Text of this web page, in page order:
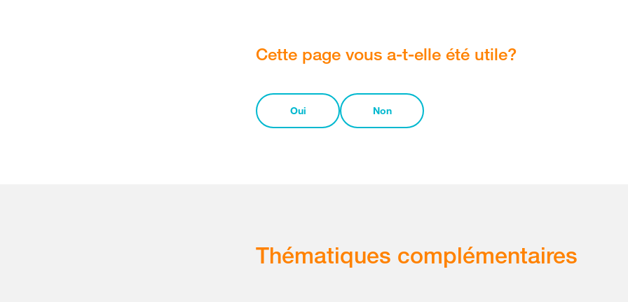
Cette page vous a-t-elle été utile?
Oui Non
Thématiques complémentaires